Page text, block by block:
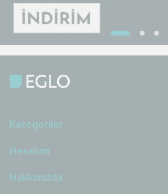
Kategoriler
Hesabım
Hakkımızda